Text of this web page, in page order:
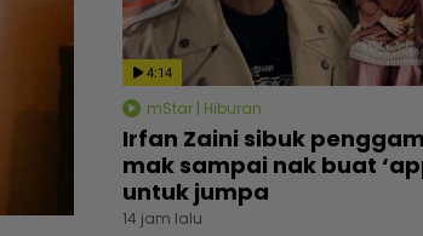
4:14
mStar | Hiburan
Irfan Zaini sibuk
mak sampai nak buat
untuk jumpa
14 jam lalu